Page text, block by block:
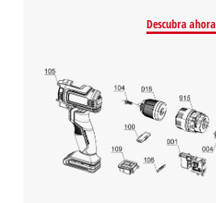
Descubra ahora